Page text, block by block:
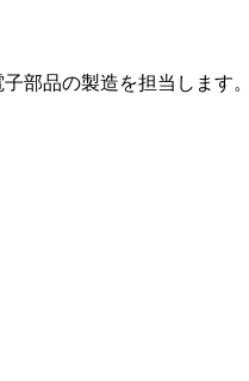
部品の製造を担当します。